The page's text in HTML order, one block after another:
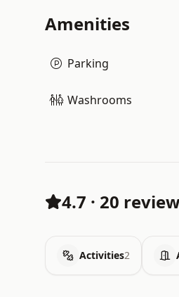
Amenities
Parking
Washrooms
4.7 · 20
Activities2